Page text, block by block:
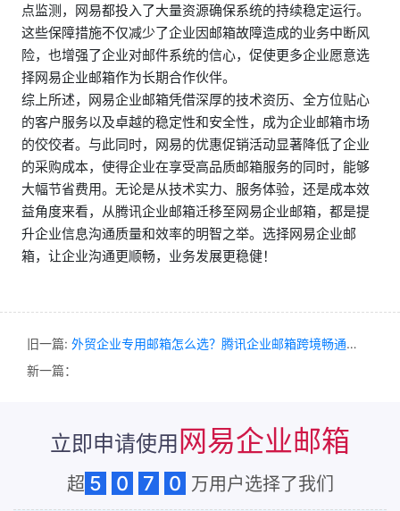
点监测，网易都投入了大量资源确保系统的持续稳定运行。
这些保障措施不仅减少了企业因邮箱故障造成的业务中断风
险，也增强了企业对邮件系统的信心，促使更多企业愿意选
择网易企业邮箱作为长期合作伙伴。
综上所述，网易企业邮箱凭借深厚的技术资历、全方位贴心
的客户服务以及卓越的稳定性和安全性，成为企业邮箱市场
的佼佼者。与此同时，网易的优惠促销活动显著降低了企业
的采购成本，使得企业在享受高品质邮箱服务的同时，能够
大幅节省费用。无论是从技术实力、服务体验，还是成本效
益角度来看，从腾讯企业邮箱迁移至网易企业邮箱，都是提
升企业信息沟通质量和效率的明智之举。选择网易企业邮
箱，让企业沟通更顺畅，业务发展更稳健！
旧一篇: 外贸企业专用邮箱怎么选？腾讯企业邮箱跨境畅通，和美字节专业护航
新一篇：
立即申请使用网易企业邮箱
超 5 0 7 0 万用户选择了我们